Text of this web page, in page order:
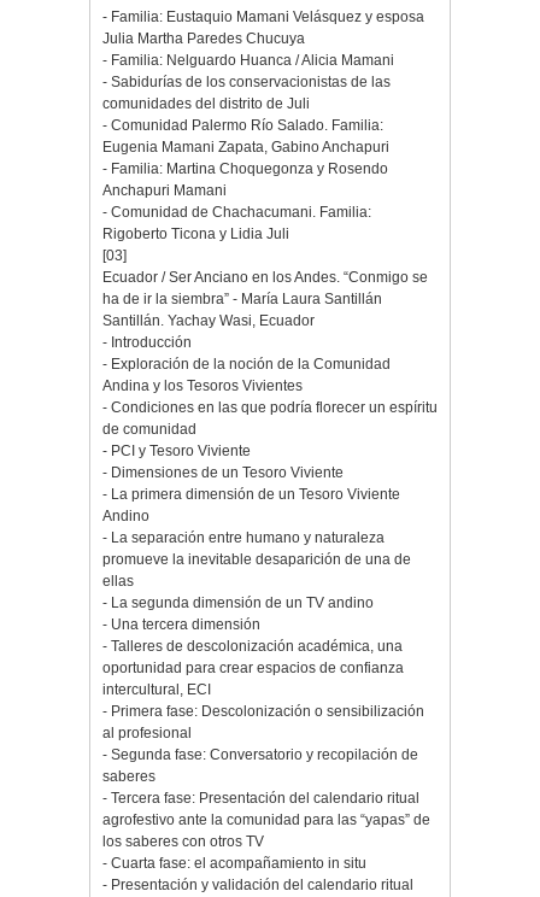
- Familia: Eustaquio Mamani Velásquez y esposa
Julia Martha Paredes Chucuya
- Familia: Nelguardo Huanca / Alicia Mamani
- Sabidurías de los conservacionistas de las
comunidades del distrito de Juli
- Comunidad Palermo Río Salado. Familia:
Eugenia Mamani Zapata, Gabino Anchapuri
- Familia: Martina Choquegonza y Rosendo
Anchapuri Mamani
- Comunidad de Chachacumani. Familia:
Rigoberto Ticona y Lidia Juli
[03]
Ecuador / Ser Anciano en los Andes. “Conmigo se
ha de ir la siembra” - María Laura Santillán
Santillán. Yachay Wasi, Ecuador
- Introducción
- Exploración de la noción de la Comunidad
Andina y los Tesoros Vivientes
- Condiciones en las que podría florecer un espíritu
de comunidad
- PCI y Tesoro Viviente
- Dimensiones de un Tesoro Viviente
- La primera dimensión de un Tesoro Viviente
Andino
- La separación entre humano y naturaleza
promueve la inevitable desaparición de una de
ellas
- La segunda dimensión de un TV andino
- Una tercera dimensión
- Talleres de descolonización académica, una
oportunidad para crear espacios de confianza
intercultural, ECI
- Primera fase: Descolonización o sensibilización
al profesional
- Segunda fase: Conversatorio y recopilación de
saberes
- Tercera fase: Presentación del calendario ritual
agrofestivo ante la comunidad para las “yapas” de
los saberes con otros TV
- Cuarta fase: el acompañamiento in situ
- Presentación y validación del calendario ritual